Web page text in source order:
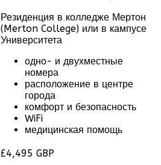
Резиденция в колледже Мертон
(Merton College) или в кампусе
Университета
одно- и двухместные
номера
расположение в центре
города
комфорт и безопасность
WiFi
медицинская помощь
£4,495 GBP